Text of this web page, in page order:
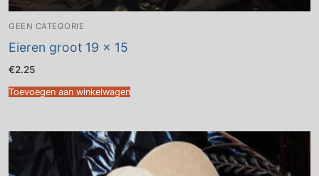
GEEN CATEGORIE
Eieren groot 19 x 15
€2.25
Toevoegen aan winkelwagen